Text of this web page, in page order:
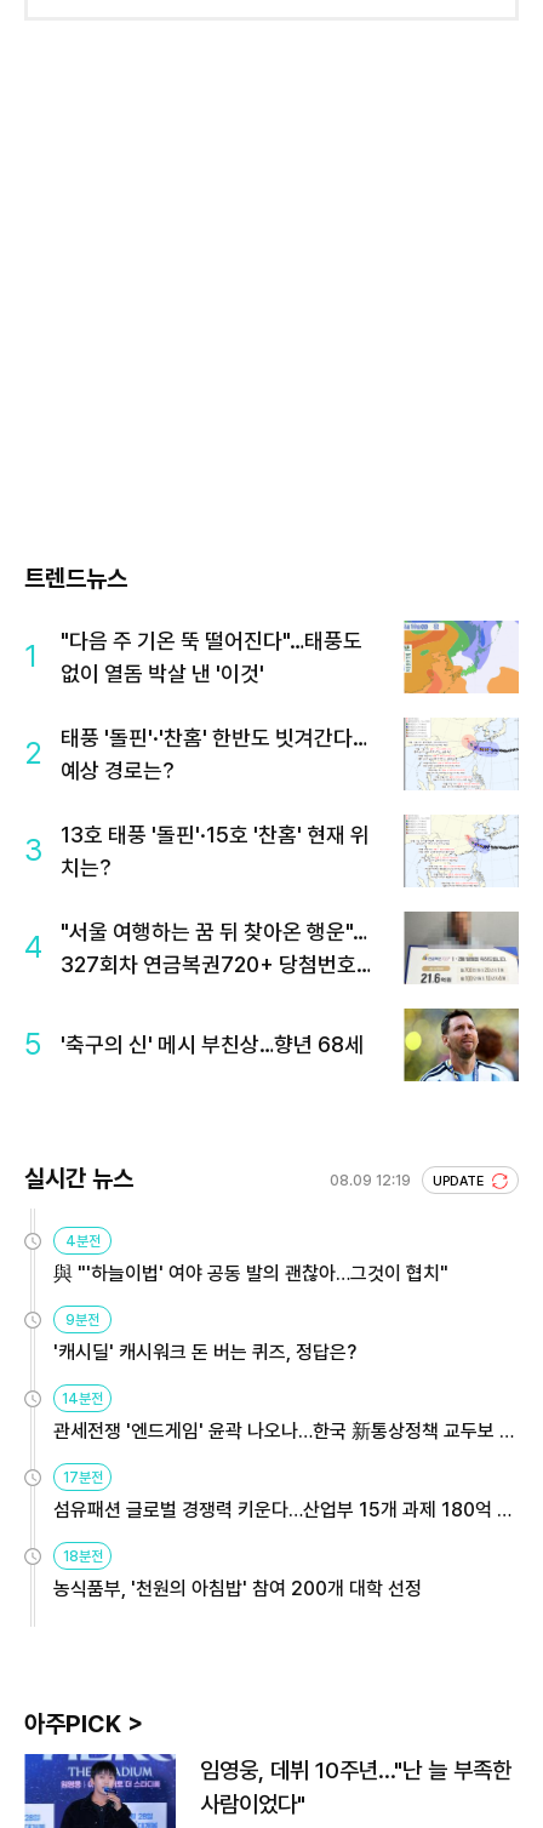
트렌드뉴스
1
"다음 주 기온 뚝 떨어진다"…태풍도
없이 열돔 박살 낸 '이것'
2
태풍 '돌핀'·'찬홈' 한반도 빗겨간다…
예상 경로는?
3
13호 태풍 '돌핀'·15호 '찬홈' 현재 위
치는?
4
"서울 여행하는 꿈 뒤 찾아온 행운"…
327회차 연금복권720+ 당첨번호조
5 '축구의 신' 메시 부친상…향년 68세
실시간 뉴스 08.09 12:19 UPDATE
4분전
與 "'하늘이법' 여야 공동 발의 괜찮아…그것이 협치"
9분전
'캐시딜' 캐시워크 돈 버는 퀴즈, 정답은?
14분전
관세전쟁 '엔드게임' 윤곽 나오나…한국 新통상정책 교두보 활
17분전
섬유패션 글로벌 경쟁력 키운다…산업부 15개 과제 180억 지
18분전
농식품부, '천원의 아침밥' 참여 200개 대학 선정
아주PICK >
임영웅, 데뷔 10주년…"난 늘 부족한
사람이었다"